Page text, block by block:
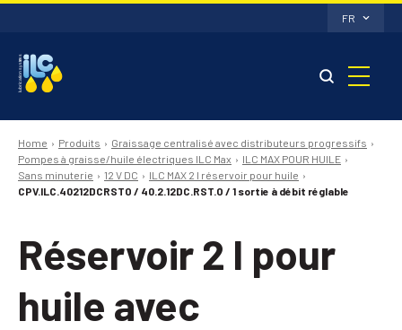
FR
Home Produits
Graissage centralisé avec distributeurs progressifs
Pompes à graisse/huile électriques ILC Max
ILC MAX POUR HUILE
Sans minuterie
12 V DC
ILC MAX 2 l réservoir pour huile
CPV.ILC.40212DCRSTO / 40.2.12DC.RST.O / 1 sortie à débit réglable
Réservoir 2 l pour
huile avec